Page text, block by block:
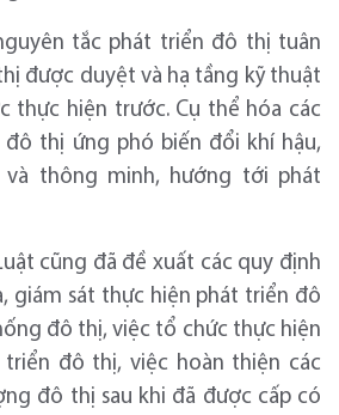
tắc phát triển đô thị tuân
được duyệt và hạ tầng kỹ thuật
thực hiện trước. Cụ thể hóa các
thị ứng phó biến đổi khí hậu,
thông minh, hướng tới phát
cũng đã đề xuất các quy định
giám sát thực hiện phát triển đô
đô thị, việc tổ chức thực hiện
đô thị, việc hoàn thiện các
đô thị sau khi đã được cấp có